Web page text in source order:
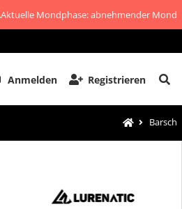
Aktuelle Mondphase: abnehmender Mond
Anmelden Registrieren
Barsch